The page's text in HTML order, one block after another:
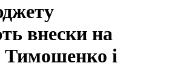
внески на
Тимошенко і